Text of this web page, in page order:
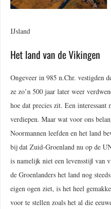
IJsland
Het land van de Vikingen
Ongeveer in 985 n.Chr. vestigden
ze zo’n 500 jaar later weer
hoe dat precies zit. Een
verdiepen. Maar wat voor ons
Noormannen leefden en het land
bij dat Zuid-Groenland nu op de
is namelijk niet een levensstijl van
de Groenlanders het land nog
eigen ogen ziet, is het heel
voor te stellen zoals het al die